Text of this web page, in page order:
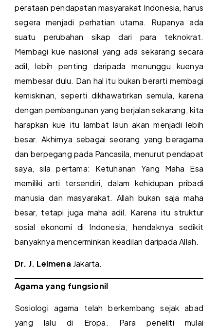
perataan pendapatan masyarakat Indonesia, harus
segera menjadi perhatian utama. Rupanya ada
suatu perubahan sikap dari para teknokrat.
Membagi kue nasional yang ada sekarang secara
adil, lebih penting daripada menunggu kuenya
membesar dulu. Dan hal itu bukan berarti membagi
kemiskinan, seperti dikhawatirkan semula, karena
dengan pembangunan yang berjalan sekarang, kita
harapkan kue itu lambat laun akan menjadi lebih
besar. Akhirnya sebagai seorang yang beragama
dan berpegang pada Pancasila, menurut pendapat
saya, sila pertama: Ketuhanan Yang Maha Esa
memiliki arti tersendiri, dalam kehidupan pribadi
manusia dan masyarakat. Allah bukan saja maha
besar, tetapi juga maha adil. Karena itu struktur
sosial ekonomi di Indonesia, hendaknya sedikit
banyaknya mencerminkan keadilan daripada Allah.
Dr. J. Leimena Jakarta.
Agama yang fungsionil
Sosiologi agama telah berkembang sejak abad
yang lalu di Eropa. Para peneliti mulai